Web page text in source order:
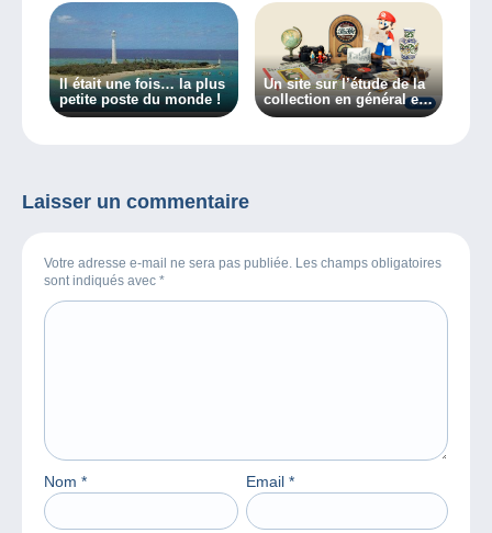
Il était une fois… la plus
petite poste du monde !
Un site sur l’étude de la
collection en général et
des collectionneurs en
Laisser un commentaire
Votre adresse e-mail ne sera pas publiée. Les champs obligatoires
sont indiqués avec *
Nom * Email *